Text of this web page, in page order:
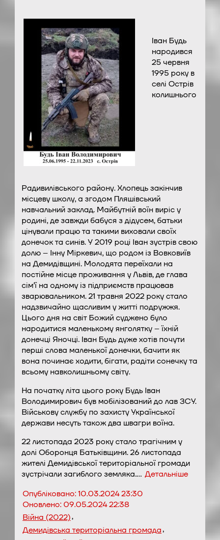
Іван Будь
народився
25 червня
1995 року в
селі Острів
колишнього
Радивилівського району. Хлопець закінчив
місцеву школу, а згодом Пляшівський
навчальний заклад. Майбутній воїн виріс у
родині, де завжди бабуся з дідусем, батьки
цінували працю та такими виховали своїх
донечок та синів. У 2019 році Іван зустрів свою
долю – Інну Міркевич, що родом із Вовковиїв
на Демидівщині. Молодята переїхали на
постійне місце проживання у Львів, де глава
сім’ї на одному із підприємств працював
зварювальником. 21 травня 2022 року стало
надзвичайно щасливим у житті подружжя.
Цього дня на світ Божий суджено було
народитися маленькому янголятку – їхній
донечці Яночці. Іван Будь дуже хотів почути
перші слова маленької донечки, бачити як
вона починає ходити, бігати, радіти сонечку та
всьому навколишньому світу.
На початку літа цього року Будь Іван
Володимирович був мобілізований до лав ЗСУ.
Військову службу по захисту Української
держави несуть також два швагри воїна.
22 листопада 2023 року стало трагічним у
долі Оборонця Батьківщини. 26 листопада
жителі Демидівської територіальної громади
зустрічали загиблого земляка.… Детальніше
Опубліковано:10.03.2024 23:30
Оновлено:09.05.2024 22:38
Війна (2022),
Демидівська територіальна громада,